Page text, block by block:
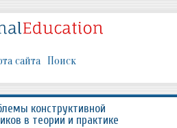
сайта Поиск
конструктивной
в теории и практике